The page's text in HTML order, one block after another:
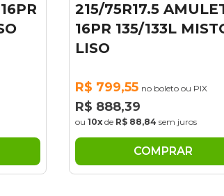
LT215/65R16
TRAIL 103/100S
SUNSET
R$ 1.180,69 no boleto ou
R$ 1.311,88
ou 10xdeR$ 131,19sem juros
COMPRAR